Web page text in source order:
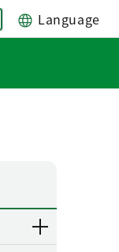
Language